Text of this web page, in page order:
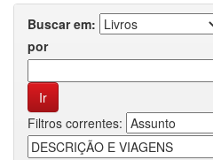
Buscar em:
por
Filtros correntes: